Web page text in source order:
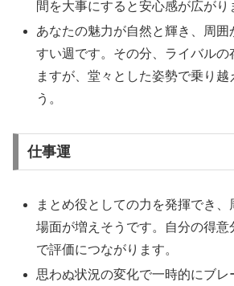
間を大事にすると安心感が広がり
あなたの魅力が自然と輝き、周囲
すい週です。その分、ライバルの
ますが、堂々とした姿勢で乗り越
う。
仕事運
まとめ役としての力を発揮でき、
場面が増えそうです。自分の得意
で評価につながります。
思わぬ状況の変化で一時的にブレ